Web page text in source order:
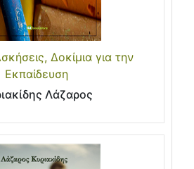
Δοκίμια για την
Εκπαίδευση
Λάζαρος